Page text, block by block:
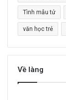
Tình mẫu tử
văn học trẻ
Về làng